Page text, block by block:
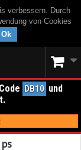
verbessern. Durch
von Cookies
Ok
DB10 und